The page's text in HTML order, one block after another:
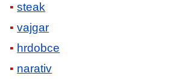
steak
vajgar
hrdobce
narativ